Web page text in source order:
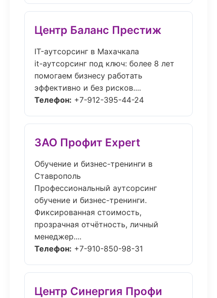
Центр Баланс Престиж
IT-аутсорсинг в Махачкала
it-аутсорсинг под ключ: более 8 лет
помогаем бизнесу работать
эффективно и без рисков....
Телефон: +7-912-395-44-24
ЗАО Профит Expert
Обучение и бизнес-тренинги в
Ставрополь
Профессиональный аутсорсинг
обучение и бизнес-тренинги.
Фиксированная стоимость,
прозрачная отчётность, личный
менеджер....
Телефон: +7-910-850-98-31
Центр Синергия Профи